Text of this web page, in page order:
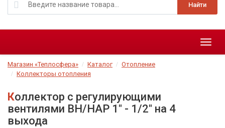
Найти
Меню
Магазин «Теплосфера» Каталог
Отопление
Коллекторы отопления
Коллектор с регулирующими
вентилями ВН/НАР 1" - 1/2" на 4
выхода